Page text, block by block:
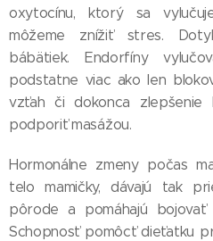
oxytocínu, ktorý sa
môžeme znížiť stres.
bábätiek. Endorfíny
podstatne viac ako len
vzťah či dokonca zlepšenie
podporiť masážou.
Hormonálne zmeny počas
telo mamičky, dávajú tak
pôrode a pomáhajú
Schopnosť pomôcť dieťatku